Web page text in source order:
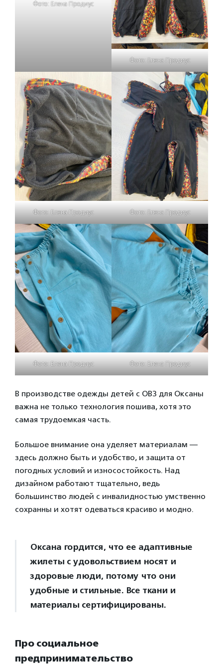
Фото: Елена Продиус
Фото: Елена Продиус
Фото: Елена Продиус Фото: Елена Продиус
Фото: Елена Продиус Фото: Елена Продиус
В производстве одежды детей с ОВЗ для Оксаны
важна не только технология пошива, хотя это
самая трудоемкая часть.
Большое внимание она уделяет материалам —
здесь должно быть и удобство, и защита от
погодных условий и износостойкость. Над
дизайном работают тщательно, ведь
большинство людей с инвалидностью умственно
сохранны и хотят одеваться красиво и модно.
Оксана гордится, что ее адаптивные
жилеты с удовольствием носят и
здоровые люди, потому что они
удобные и стильные. Все ткани и
материалы сертифицированы.
Про социальное
предпринимательство